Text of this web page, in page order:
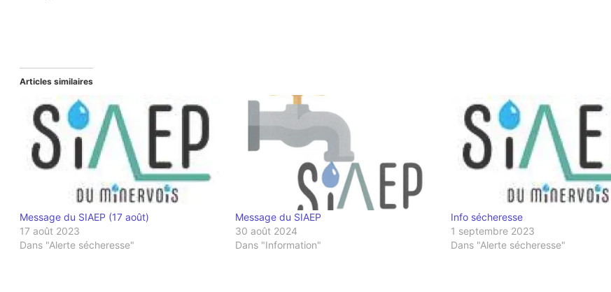
Articles similaires
Message du SIAEP (17 août)
17 août 2023
Dans "Alerte sécheresse"
Message du SIAEP
30 août 2024
Dans "Information"
Info sécheresse
1 septembre 2023
Dans "Alerte sécheresse"